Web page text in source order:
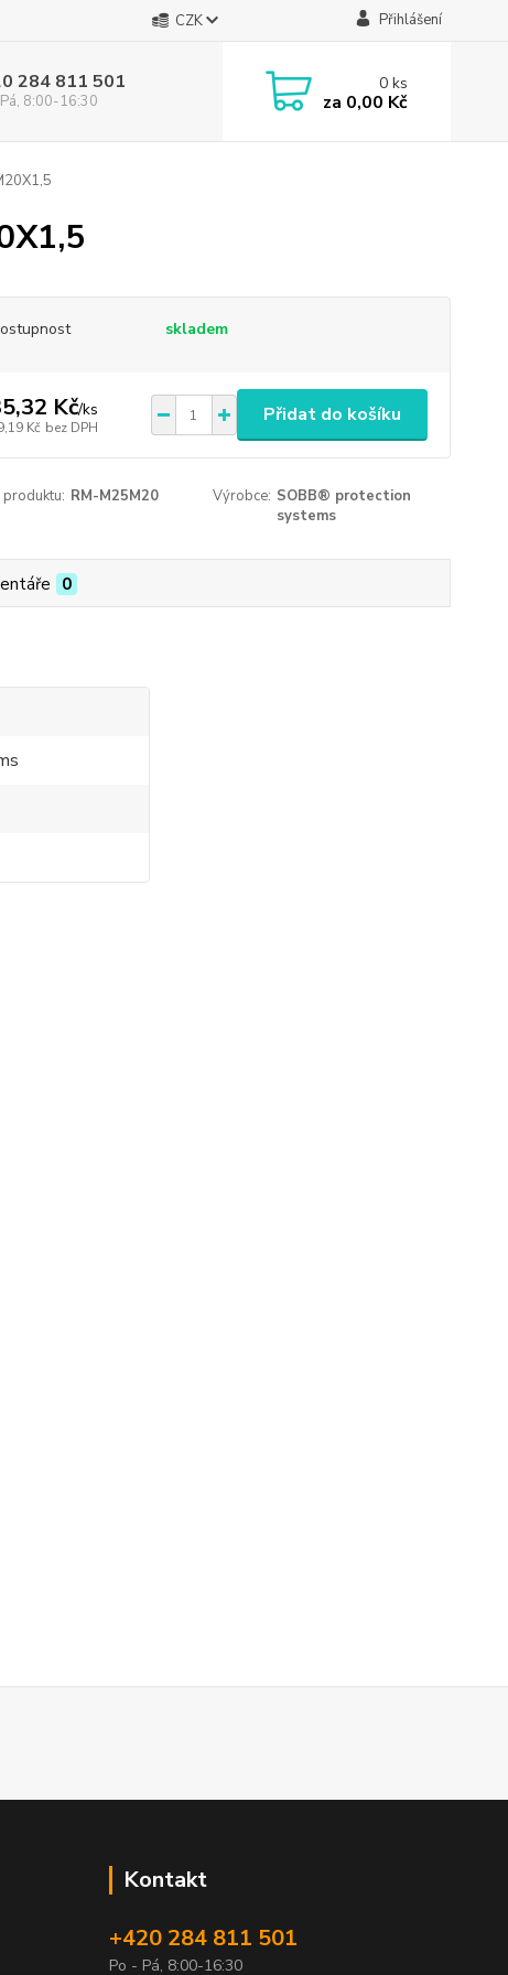
CZK Přihlášení
284 811 501
8:00-16:30
0ks
za 0,00 Kč
skladem
Kč/ks
Kč bez DPH
Přidat do košíku
RM-M25M20 Výrobce: SOBB® protection
systems
0
Kontakt
+420 284 811 501
Po - Pá, 8:00-16:30